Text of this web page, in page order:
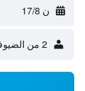
ن 17/8
2 من الضيوف، غرفة واحدة